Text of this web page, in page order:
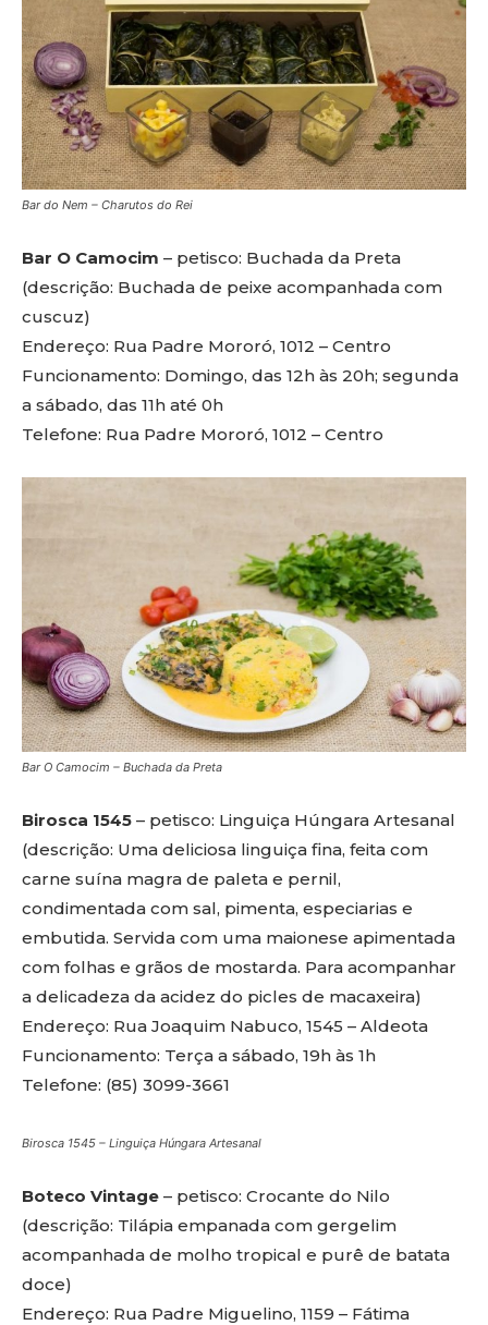
Bar do Nem – Charutos do Rei
Bar O Camocim – petisco: Buchada da Preta
(descrição: Buchada de peixe acompanhada com
cuscuz)
Endereço: Rua Padre Mororó, 1012 – Centro
Funcionamento: Domingo, das 12h às 20h; segunda
a sábado, das 11h até 0h
Telefone: Rua Padre Mororó, 1012 – Centro
Bar O Camocim – Buchada da Preta
Birosca 1545 – petisco: Linguiça Húngara Artesanal
(descrição: Uma deliciosa linguiça fina, feita com
carne suína magra de paleta e pernil,
condimentada com sal, pimenta, especiarias e
embutida. Servida com uma maionese apimentada
com folhas e grãos de mostarda. Para acompanhar
a delicadeza da acidez do picles de macaxeira)
Endereço: Rua Joaquim Nabuco, 1545 – Aldeota
Funcionamento: Terça a sábado, 19h às 1h
Telefone: (85) 3099-3661
Birosca 1545 – Linguiça Húngara Artesanal
Boteco Vintage – petisco: Crocante do Nilo
(descrição: Tilápia empanada com gergelim
acompanhada de molho tropical e purê de batata
doce)
Endereço: Rua Padre Miguelino, 1159 – Fátima